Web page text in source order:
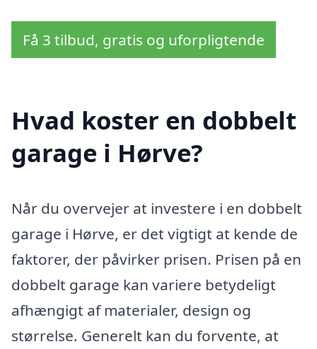
Få 3 tilbud, gratis og uforpligtende
Hvad koster en dobbelt
garage i Hørve?
Når du overvejer at investere i en dobbelt
garage i Hørve, er det vigtigt at kende de
faktorer, der påvirker prisen. Prisen på en
dobbelt garage kan variere betydeligt
afhængigt af materialer, design og
størrelse. Generelt kan du forvente, at